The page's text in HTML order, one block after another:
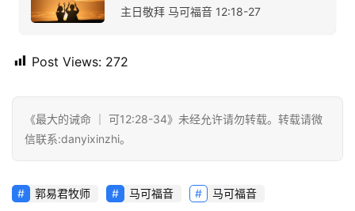
我
主日敬拜 马可福音 12:18-27
Post Views: 272
《最大的诫命 ｜ 可12:28-34》未经允许请勿转载。转载请微
信联系:danyixinzhi。
郭易君牧师 马可福音 马可福音